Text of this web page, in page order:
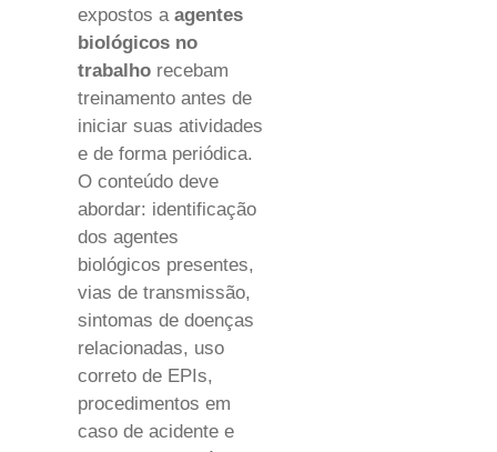
expostos a agentes
biológicos no
trabalho recebam
treinamento antes de
iniciar suas atividades
e de forma periódica.
O conteúdo deve
abordar: identificação
dos agentes
biológicos presentes,
vias de transmissão,
sintomas de doenças
relacionadas, uso
correto de EPIs,
procedimentos em
caso de acidente e